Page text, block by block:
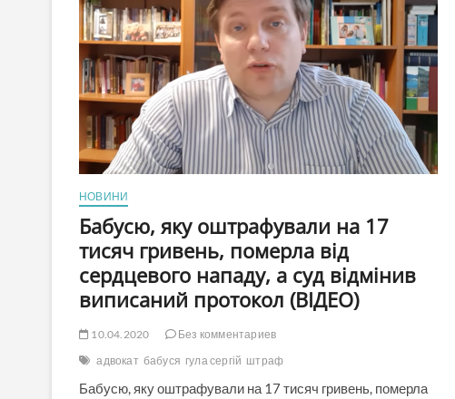
НОВИНИ
Бабусю, яку оштрафували на 17
тисяч гривень, померла від
сердцевого нападу, а суд відмінив
виписаний протокол (ВІДЕО)
10.04.2020
Без комментариев
адвокат бабуся гула сергій штраф
Бабусю, яку оштрафували на 17 тисяч гривень, померла